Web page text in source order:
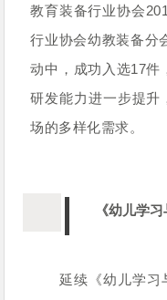
教育装备行业协会
行业协会幼教装备分
动中，成功入选17件
研发能力进一步提升
场的多样化需求。
《幼儿学
延续《幼儿学习